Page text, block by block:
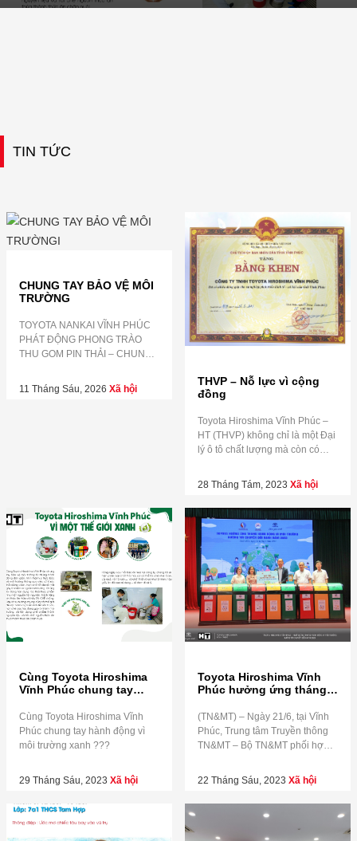
TIN TỨC
CHUNG TAY BẢO VỆ MÔI
TRƯỜNG
TOYOTA NANKAI VĨNH PHÚC
PHÁT ĐỘNG PHONG TRÀO
THU GOM PIN THẢI – CHUNG
viên pin đã qua sử dụng nếu
không được xử lý đúng cách có
11 Tháng Sáu, 2026 Xã hội
THVP – Nỗ lực vì cộng
đồng
Toyota Hiroshima Vĩnh Phúc –
HT (THVP) không chỉ là một Đại
lý ô tô chất lượng mà còn có
nghĩa, đóng góp thiết thực cho
cộng đồng. Từ 01/06/2023 –
31/07/2023: Thu gom Pin cũ để
xử lý và Sách báo để quyên
tặng Chương trình đã […]
28 Tháng Tám, 2023 Xã hội
Cùng Toyota Hiroshima
Vĩnh Phúc chung tay
xanh ???
Cùng Toyota Hiroshima Vĩnh
Phúc chung tay hành động vì
môi trường xanh ???
29 Tháng Sáu, 2023 Xã hội
Toyota Hiroshima Vĩnh
Phúc hưởng ứng tháng
hướng tới chuyển đổi
xanh
(TN&MT) – Ngày 21/6, tại Vĩnh
Phúc, Trung tâm Truyền thông
TN&MT – Bộ TN&MT phối hợp
Nam đã tổ chức Lễ phát động
Chương trình “Toyota hưởng
ứng tháng hành động vì môi
trường hướng tới chuyển đổi
xanh năm 2023” nhằm tập
22 Tháng Sáu, 2023 Xã hội